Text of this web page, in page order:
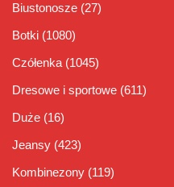
Biustonosze (27)
Botki (1080)
Czółenka (1045)
Dresowe i sportowe (611)
Duże (16)
Jeansy (423)
Kombinezony (119)